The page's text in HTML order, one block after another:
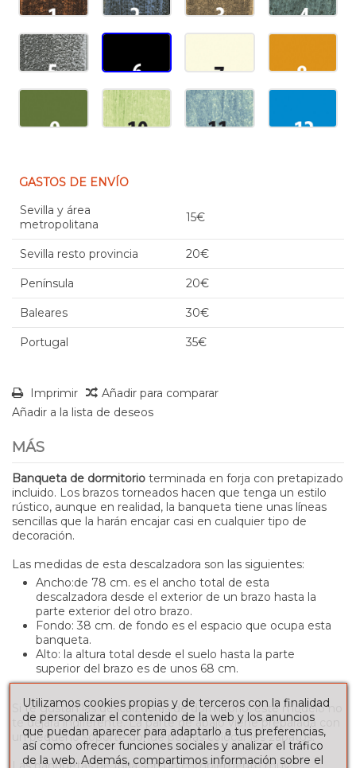
GASTOS DE ENVÍO
Sevilla y área
metropolitana
15€
Sevilla resto provincia 20€
Península 20€
Baleares 30€
Portugal 35€
Imprimir
Añadir para comparar
Añadir a la lista de deseos
MÁS
Banqueta de dormitorio terminada en forja con pretapizado
incluido. Los brazos torneados hacen que tenga un estilo
rústico, aunque en realidad, la banqueta tiene unas líneas
sencillas que la harán encajar casi en cualquier tipo de
decoración.
Las medidas de esta descalzadora son las siguientes:
Ancho:de 78 cm. es el ancho total de esta
descalzadora desde el exterior de un brazo hasta la
parte exterior del otro brazo.
Fondo: 38 cm. de fondo es el espacio que ocupa esta
banqueta.
Alto: la altura total desde el suelo hasta la parte
superior del brazo es de unos 68 cm.
Si te gustan las descalzdoras de dormitorio, este modelo no
te dejará indiferente. La parte de abajo viene preparada con
un pequeño soporte donde podrás colocar los zapatos.
Utilizamos cookies propias y de terceros con la finalidad
de personalizar el contenido de la web y los anuncios
que puedan aparecer para adaptarlo a tus preferencias,
así como ofrecer funciones sociales y analizar el tráfico
de la web. Además, compartimos información sobre el